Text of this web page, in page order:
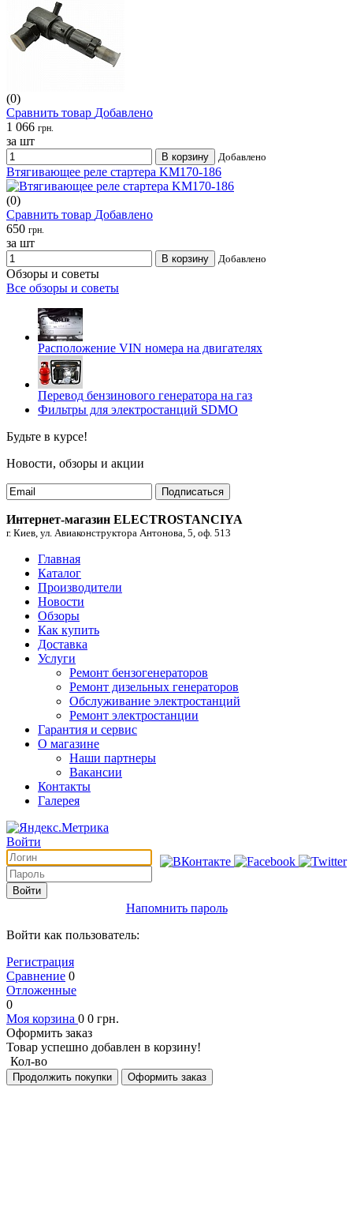
(0)
Сравнить товар Добавлено
1 066 грн.
за шт
В корзину Добавлено
Втягивающее реле стартера KM170-186
(0)
Сравнить товар Добавлено
650 грн.
за шт
В корзину Добавлено
Обзоры и советы
Все обзоры и советы
Расположение VIN номера на двигателях
Перевод бензинового генератора на газ
Фильтры для электростанций SDMO
Будьте в курсе!
Новости, обзоры и акции
Подписаться
Интернет-магазин ELECTROSTANCIYA
г. Киев, ул. Авиаконструктора Антонова, 5, оф. 513
Главная
Каталог
Производители
Новости
Обзоры
Как купить
Доставка
Услуги
Ремонт бензогенераторов
Ремонт дизельных генераторов
Обслуживание электростанций
Ремонт электростанции
Гарантия и сервис
О магазине
Наши партнеры
Вакансии
Контакты
Галерея
Войти
Войти
Напомнить пароль
Войти как пользователь:
Регистрация
Сравнение 0
Отложенные
0
Моя корзина 0 0 грн.
Оформить заказ
Товар успешно добавлен в корзину!
Кол-во
Продолжить покупки Оформить заказ